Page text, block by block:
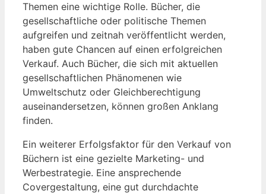
Themen eine‌ wichtige ⁢Rolle. Bücher, die
gesellschaftliche oder politische Themen
aufgreifen und zeitnah ‌veröffentlicht werden,​
haben gute Chancen auf einen erfolgreichen
Verkauf. Auch ⁢Bücher, die sich ​mit aktuellen
gesellschaftlichen Phänomenen wie
Umweltschutz oder Gleichberechtigung ​
auseinandersetzen, können großen Anklang
finden.
Ein weiterer Erfolgsfaktor⁤ für den Verkauf von
Büchern ⁢ist eine gezielte Marketing- ​und
⁣Werbestrategie.‌ Eine ansprechende
Covergestaltung, eine gut​ durchdachte